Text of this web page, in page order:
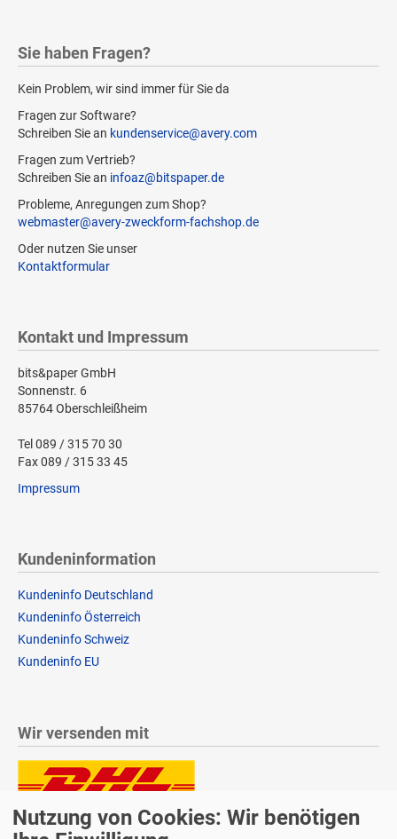
Sie haben Fragen?
Kein Problem, wir sind immer für Sie da
Fragen zur Software?
Schreiben Sie an kundenservice@avery.com
Fragen zum Vertrieb?
Schreiben Sie an infoaz@bitspaper.de
Probleme, Anregungen zum Shop?
webmaster@avery-zweckform-fachshop.de
Oder nutzen Sie unser
Kontaktformular
Kontakt und Impressum
bits&paper GmbH
Sonnenstr. 6
85764 Oberschleißheim
Tel 089 / 315 70 30
Fax 089 / 315 33 45
Impressum
Kundeninformation
Kundeninfo Deutschland
Kundeninfo Österreich
Kundeninfo Schweiz
Kundeninfo EU
Wir versenden mit
Lieferung auch an Packstationen und Postfilialen
Samstagszustellung
Nutzung von Cookies: Wir benötigen